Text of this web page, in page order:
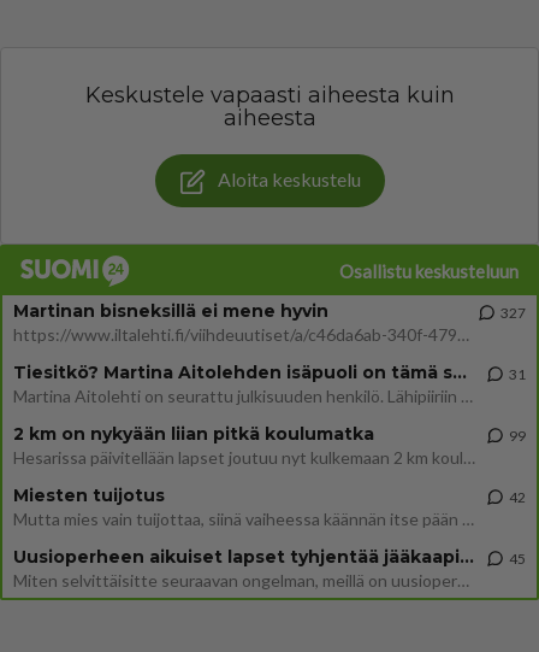
Keskustele vapaasti aiheesta kuin
aiheesta
Aloita keskustelu
Osallistu keskusteluun
Martinan bisneksillä ei mene hyvin
https://www.iltalehti.fi/viihdeuutiset/a/c46da6ab-340f-4790-aaa7-0865eed2336 Yrityksen konkurssihakemus on tullut kärä
327
Tiesitkö? Martina Aitolehden isäpuoli on tämä suosittu laulaja
Martina Aitolehti on seurattu julkisuuden henkilö. Lähipiiriin mahtuu muitakin tunnettuja henkilöitä. Tiesitkö, että Ma
31
2 km on nykyään liian pitkä koulumatka
Hesarissa päivitellään lapset joutuu nyt kulkemaan 2 km kouluun jösses. Ruostefillarilla tuo matka menee vaikka miten äk
99
Miesten tuijotus
Mutta mies vain tuijottaa, siinä vaiheessa käännän itse pään pois. Mikä juttu? Yleensä jos joku tuijottaa tai katsoo, hä
42
Uusioperheen aikuiset lapset tyhjentää jääkaapin käydessään
Miten selvittäisitte seuraavan ongelman, meillä on uusioperhe, minulla teini-ikäiset lapset ja puolisolla aikuiset, jotk
45